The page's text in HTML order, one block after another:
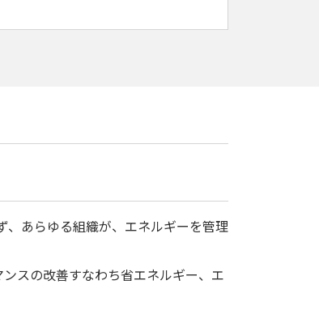
、あらゆる組織が、エネルギーを管理
スの改善すなわち省エネルギー、エ